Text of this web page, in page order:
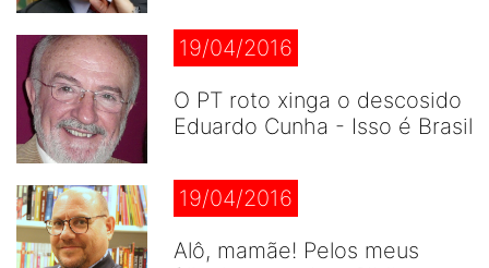
19/04/2016
O PT roto xinga o descosido
Eduardo Cunha - Isso é Brasil
19/04/2016
Alô, mamãe! Pelos meus